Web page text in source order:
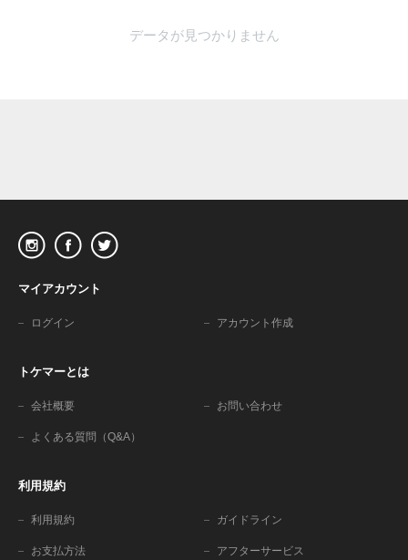
データが見つかりません
マイアカウント
ログイン アカウント作成
トケマーとは
会社概要 お問い合わせ
よくある質問（Q&A）
利用規約
利用規約 ガイドライン
お支払方法 アフターサービス